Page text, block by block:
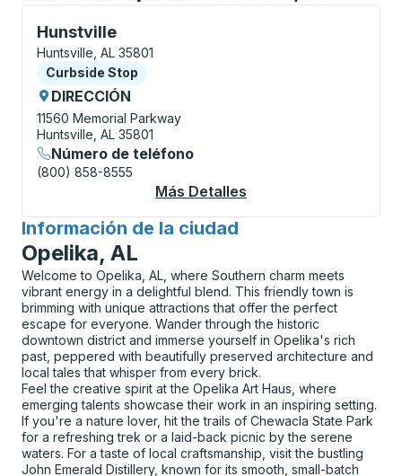
Hunstville
Curbside Stop, utilice las teclas de flecha o la tecla
Huntsville, AL 35801
Curbside Stop
Curbside Stop
DIRECCIÓN
11560 Memorial Parkway
Huntsville, AL 35801
Número de teléfono
(800) 858-8555
Más Detalles
Información de la ciudad
para
Opelika, AL
Welcome to Opelika, AL, where Southern charm meets
vibrant energy in a delightful blend. This friendly town is
brimming with unique attractions that offer the perfect
escape for everyone. Wander through the historic
downtown district and immerse yourself in Opelika's rich
past, peppered with beautifully preserved architecture and
local tales that whisper from every brick.
Feel the creative spirit at the Opelika Art Haus, where
emerging talents showcase their work in an inspiring setting.
If you're a nature lover, hit the trails of Chewacla State Park
for a refreshing trek or a laid-back picnic by the serene
waters. For a taste of local craftsmanship, visit the bustling
John Emerald Distillery, known for its smooth, small-batch